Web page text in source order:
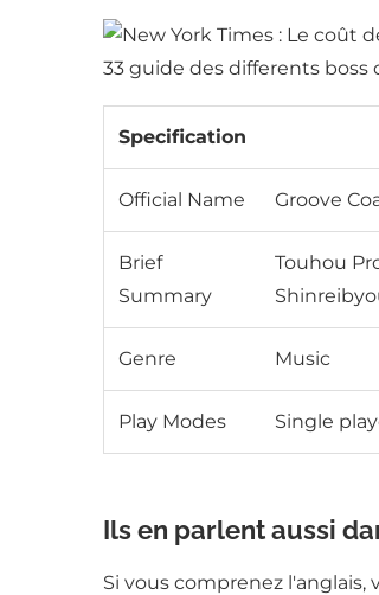
Specification
Official Name Groove
Brief
Summary
Touhou
Genre Music
Play Modes Single
Ils en parlent aussi
Si vous comprenez l'anglais,